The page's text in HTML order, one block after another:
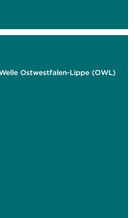
Ostwestfalen-Lippe (OWL)